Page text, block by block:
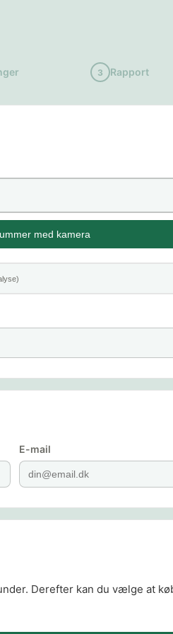
3 Rapport
med kamera
E-mail
Derefter kan du vælge at